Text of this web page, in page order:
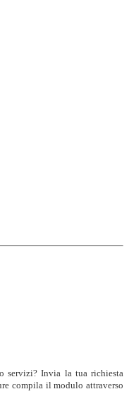
servizi? Invia la tua richiesta
compila il modulo attraverso